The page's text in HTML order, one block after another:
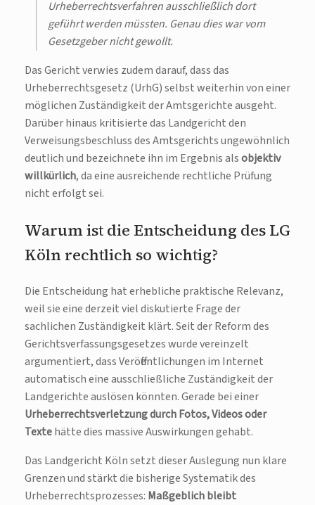
Urheberrechtsverfahren ausschließlich dort
geführt werden müssten. Genau dies war vom
Gesetzgeber nicht gewollt.
Das Gericht verwies zudem darauf, dass das
Urheberrechtsgesetz (UrhG) selbst weiterhin von einer
möglichen Zuständigkeit der Amtsgerichte ausgeht.
Darüber hinaus kritisierte das Landgericht den
Verweisungsbeschluss des Amtsgerichts ungewöhnlich
deutlich und bezeichnete ihn im Ergebnis alsobjektiv
willkürlich, da eine ausreichende rechtliche Prüfung
nicht erfolgt sei.
Warum ist die Entscheidung des LG
Köln rechtlich so wichtig?
Die Entscheidung hat erhebliche praktische Relevanz,
weil sie eine derzeit viel diskutierte Frage der
sachlichen Zuständigkeit klärt. Seit der Reform des
Gerichtsverfassungsgesetzes wurde vereinzelt
argumentiert, dass Veröffentlichungen im Internet
automatisch eine ausschließliche Zuständigkeit der
Landgerichte auslösen könnten. Gerade bei einer
Urheberrechtsverletzung durch Fotos, Videos oder
Textehätte dies massive Auswirkungen gehabt.
Das Landgericht Köln setzt dieser Auslegung nun klare
Grenzen und stärkt die bisherige Systematik des
Urheberrechtsprozesses: Maßgeblich bleibt